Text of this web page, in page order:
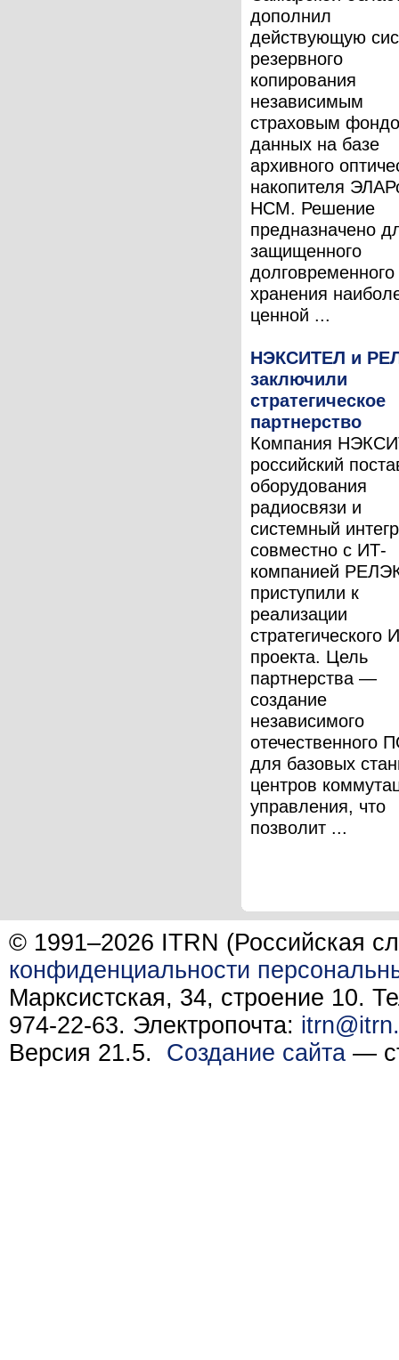
дополнил
действующую
резервного
копирования
независимым
страховым
данных на базе
архивного
накопителя
НСМ. Решение
предназначено
защищенного
долговременного
хранения
ценной ...
НЭКСИТЕЛ и
заключили
стратегическое
партнерство
Компания
российский
оборудования
радиосвязи и
системный
совместно с ИТ-
компанией
приступили к
реализации
стратегического
проекта. Цель
партнерства —
создание
независимого
отечественного
для базовых
центров
управления, что
позволит ...
© 1991–2026 ITRN (Российская
конфиденциальности
Марксистская, 34, строение 10.
974-22-63. Электропочта:
Версия 21.5. Создание сайта —